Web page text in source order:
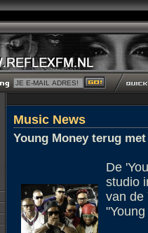
Music News
Young Money terug
De
studio
van de